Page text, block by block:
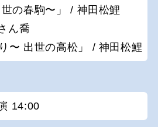
世の春駒〜」 / 神田松鯉
ん喬
〜 出世の高松」 / 神田松鯉
14:00